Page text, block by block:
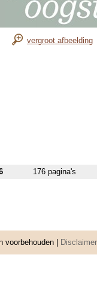
vergroot afbeelding
176 pagina's
voorbehouden | Disclaimer